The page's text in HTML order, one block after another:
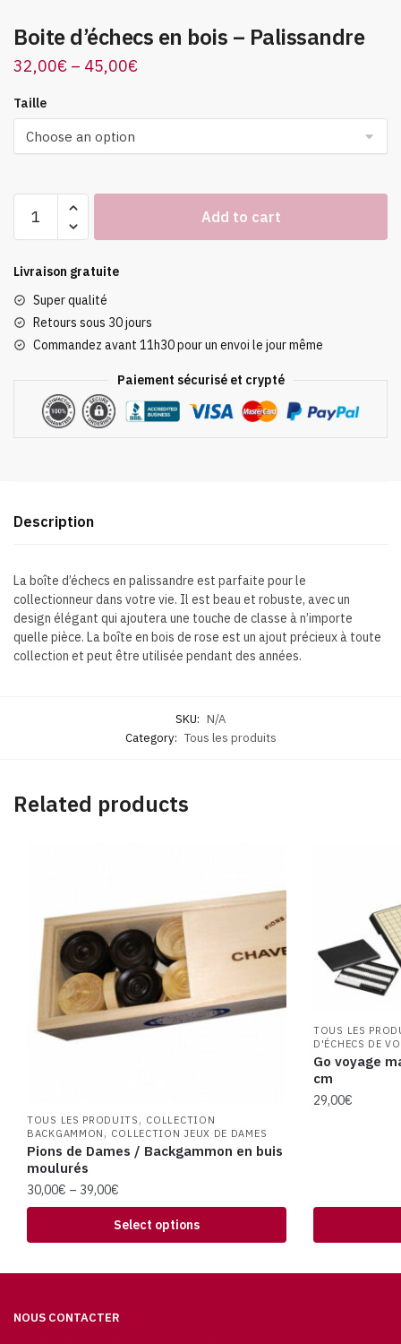
Boite d’échecs en bois – Palissandre
32,00€ – 45,00€
Taille
d'échecs
bois
Palissandre
quantity
Add to cart
Livraison gratuite
Super qualité
Retours sous 30 jours
Commandez avant 11h30 pour un envoi le jour même
Paiement sécurisé et crypté
Description
La boîte d’échecs en palissandre est parfaite pour le
collectionneur dans votre vie. Il est beau et robuste, avec un
design élégant qui ajoutera une touche de classe à n’importe
quelle pièce. La boîte en bois de rose est un ajout précieux à toute
collection et peut être utilisée pendant des années.
SKU: N/A
Category: Tous les produits
Related products
TOUS LES PRODUITS , COLLECTION
BACKGAMMON , COLLECTION JEUX DE DAMES
Pions de Dames / Backgammon en buis
moulurés
30,00€ – 39,00€
Select options
TOUS LES
D'ÉCHECS DE
Go voyage
cm
29,00€
NOUS CONTACTER